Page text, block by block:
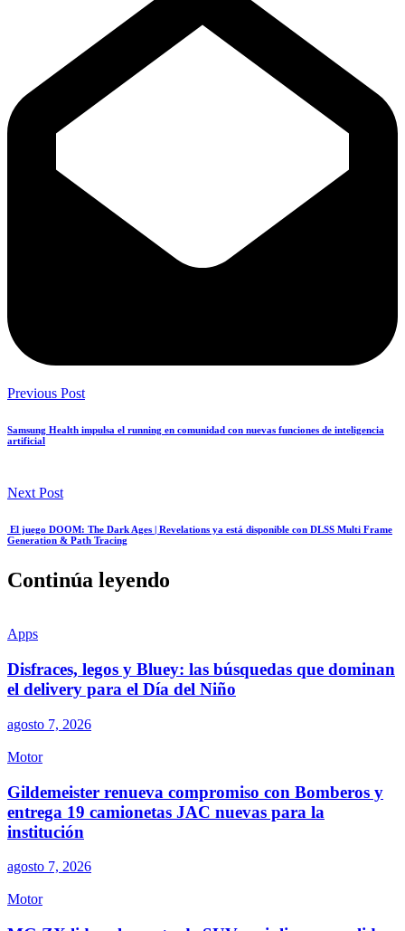
Previous Post
Samsung Health impulsa el running en comunidad con nuevas funciones de inteligencia
artificial
Next Post
El juego DOOM: The Dark Ages | Revelations ya está disponible con DLSS Multi Frame
Generation & Path Tracing
Continúa leyendo
Apps
Disfraces, legos y Bluey: las búsquedas que dominan
el delivery para el Día del Niño
agosto 7, 2026
Motor
Gildemeister renueva compromiso con Bomberos y
entrega 19 camionetas JAC nuevas para la
institución
agosto 7, 2026
Motor